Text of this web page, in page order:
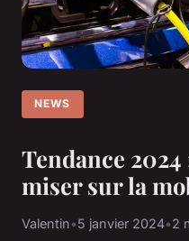
NEWS
Tendance 2024
miser sur la
Valentin•5 janvier 2024•2